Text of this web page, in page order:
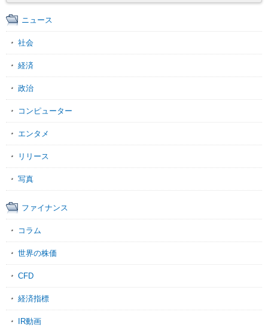
ニュース
社会
経済
政治
コンピューター
エンタメ
リリース
写真
ファイナンス
コラム
世界の株価
CFD
経済指標
IR動画